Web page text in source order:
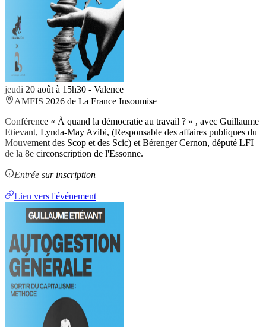
jeudi 20 août à 15h30 - Valence
AMFIS 2026 de La France Insoumise
Conférence « À quand la démocratie au travail ? » , avec Guillaume
Etievant, Lynda-May Azibi, (Responsable des affaires publiques du
Mouvement des Scop et des Scic) et Bérenger Cernon, député LFI
de la 8e circonscription de l'Essonne.
Entrée sur inscription
Lien vers l'événement